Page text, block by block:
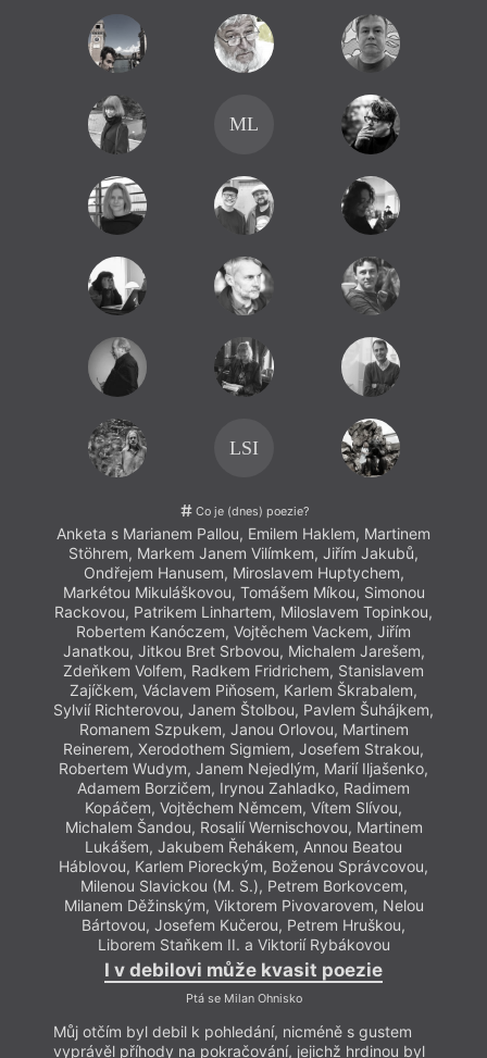
ML
LSI
Co je (dnes) poezie?
Anketa s Marianem Pallou, Emilem Haklem, Martinem
Stöhrem, Markem Janem Vilímkem, Jiřím Jakubů,
Ondřejem Hanusem, Miroslavem Huptychem,
Markétou Mikuláškovou, Tomášem Míkou, Simonou
Rackovou, Patrikem Linhartem, Miloslavem Topinkou,
Robertem Kanóczem, Vojtěchem Vackem, Jiřím
Janatkou, Jitkou Bret Srbovou, Michalem Jarešem,
Zdeňkem Volfem, Radkem Fridrichem, Stanislavem
Zajíčkem, Václavem Piňosem, Karlem Škrabalem,
Sylvií Richterovou, Janem Štolbou, Pavlem Šuhájkem,
Romanem Szpukem, Janou Orlovou, Martinem
Reinerem, Xerodothem Sigmiem, Josefem Strakou,
Robertem Wudym, Janem Nejedlým, Marií Iljašenko,
Adamem Borzičem, Irynou Zahladko, Radimem
Kopáčem, Vojtěchem Němcem, Vítem Slívou,
Michalem Šandou, Rosalií Wernischovou, Martinem
Lukášem, Jakubem Řehákem, Annou Beatou
Háblovou, Karlem Pioreckým, Boženou Správcovou,
Milenou Slavickou (M. S.), Petrem Borkovcem,
Milanem Děžinským, Viktorem Pivovarovem, Nelou
Bártovou, Josefem Kučerou, Petrem Hruškou,
Liborem Staňkem II. a Viktorií Rybákovou
I v debilovi může kvasit poezie
Ptá se Milan Ohnisko
Můj otčím byl debil k pohledání, nicméně s gustem
vyprávěl příhody na pokračování, jejichž hrdinou byl